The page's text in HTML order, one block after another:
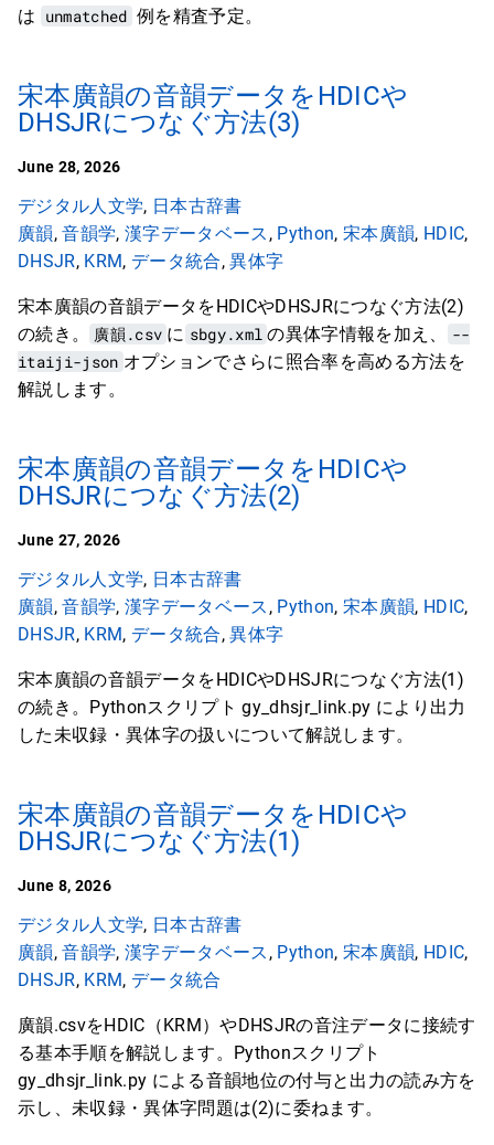
は unmatched 例を精査予定。
宋本廣韻の音韻データをHDICや
DHSJRにつなぐ方法(3)
June 28, 2026
デジタル人文学, 日本古辞書
廣韻,音韻学,漢字データベース , Python, 宋本廣韻, HDIC,
DHSJR, KRM, データ統合,異体字
宋本廣韻の音韻データをHDICやDHSJRにつなぐ方法(2)
の続き。
廣韻.csv に sbgy.xml の異体字情報を加え、
--
itaiji-json オプションでさらに照合率を高める方法を
解説します。
宋本廣韻の音韻データをHDICや
DHSJRにつなぐ方法(2)
June 27, 2026
デジタル人文学, 日本古辞書
廣韻,音韻学,漢字データベース , Python, 宋本廣韻, HDIC,
DHSJR, KRM, データ統合,異体字
宋本廣韻の音韻データをHDICやDHSJRにつなぐ方法(1)
の続き。Pythonスクリプト gy_dhsjr_link.py により出力
した未収録・異体字の扱いについて解説します。
宋本廣韻の音韻データをHDICや
DHSJRにつなぐ方法(1)
June 8, 2026
デジタル人文学, 日本古辞書
廣韻,音韻学,漢字データベース , Python, 宋本廣韻, HDIC,
DHSJR, KRM, データ統合
廣韻.csvをHDIC（KRM）やDHSJRの音注データに接続す
る基本手順を解説します。Pythonスクリプト
gy_dhsjr_link.py による音韻地位の付与と出力の読み方を
示し、未収録・異体字問題は(2)に委ねます。